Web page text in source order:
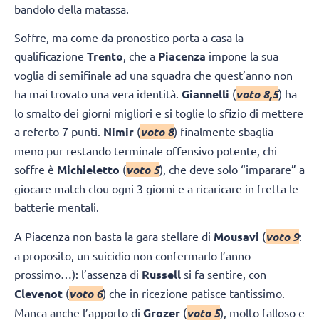
bandolo della matassa.
Soffre, ma come da pronostico porta a casa la
qualificazione Trento, che a Piacenza impone la sua
voglia di semifinale ad una squadra che quest’anno non
ha mai trovato una vera identità. Giannelli (voto 8,5) ha
lo smalto dei giorni migliori e si toglie lo sfizio di mettere
a referto 7 punti. Nimir (voto 8) finalmente sbaglia
meno pur restando terminale offensivo potente, chi
soffre è Michieletto (voto 5), che deve solo “imparare” a
giocare match clou ogni 3 giorni e a ricaricare in fretta le
batterie mentali.
A Piacenza non basta la gara stellare di Mousavi (voto 9:
a proposito, un suicidio non confermarlo l’anno
prossimo…): l’assenza di Russell si fa sentire, con
Clevenot (voto 6) che in ricezione patisce tantissimo.
Manca anche l’apporto di Grozer (voto 5), molto falloso e